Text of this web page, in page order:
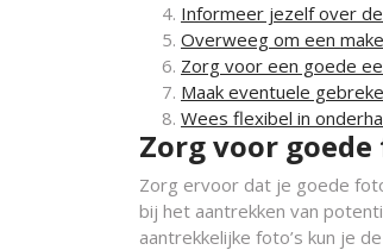
Informeer jezelf over
Overweeg om een
Zorg voor een goede
Maak eventuele
Wees flexibel in
Zorg voor goede
Zorg ervoor dat je goede
bij het aantrekken van
aantrekkelijke foto’s kun je